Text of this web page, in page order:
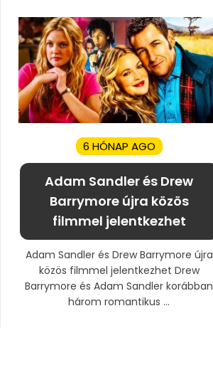
6 HÓNAP AGO
Adam Sandler és Drew
Barrymore újra közös
filmmel jelentkezhet
Adam Sandler és Drew Barrymore újra
közös filmmel jelentkezhet Drew
Barrymore és Adam Sandler korábban
három romantikus ...